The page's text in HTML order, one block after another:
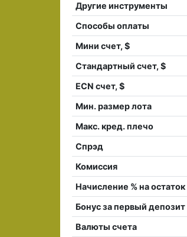
Другие инструменты
Способы оплаты
Мини счет, $
Стандартный счет, $
ECN счет, $
Мин. размер лота
Макс. кред. плечо
Спрэд
Комиссия
Начисление % на остаток
Бонус за первый депозит
Валюты счета